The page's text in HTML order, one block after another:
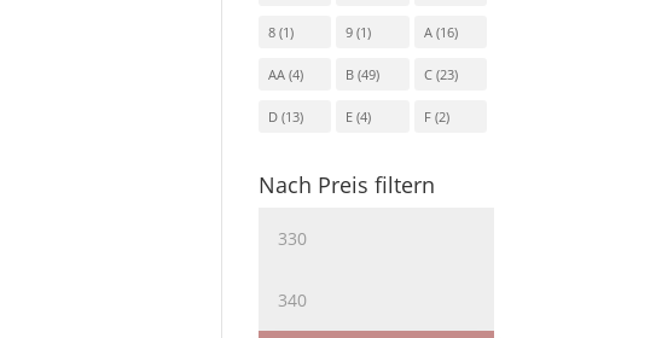
8 (1) 9 (1) A (16)
AA (4) B (49) C (23)
D (13) E (4) F (2)
Nach Preis filtern